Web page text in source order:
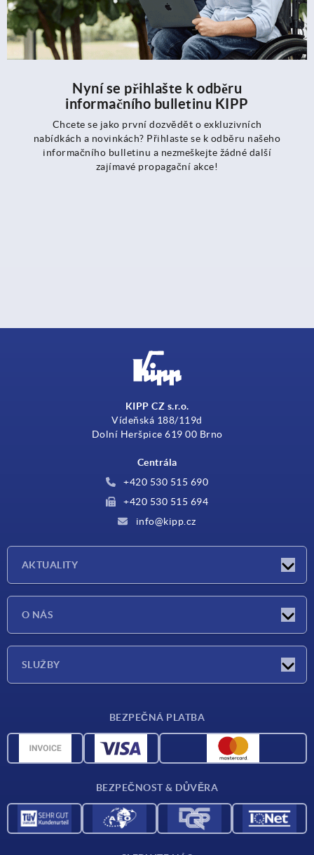
Nyní se přihlašte k odběru
informačního bulletinu KIPP
Chcete se jako první dozvědět o exkluzivních
nabídkách a novinkách? Přihlaste se k odběru našeho
informačního bulletinu a nezmeškejte žádné další
zajímavé propagační akce!
KIPP CZ s.r.o.
Vídeňská 188/119d
Dolní Heršpice 619 00 Brno
Centrála
+420 530 515 690
+420 530 515 694
info@kipp.cz
AKTUALITY
O NÁS
SLUŽBY
CAD data
BEZPEČNÁ PLATBA
BEZPEČNOST & DŮVĚRA